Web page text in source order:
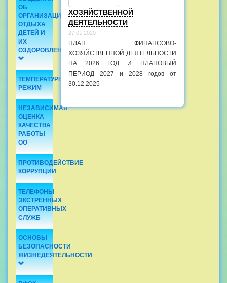
ОБ
ОРГАНИЗАЦИИ
ОТДЫХА
ДЕТЕЙ И
ИХ
ОЗДОРОВЛЕНИИ
ТЕМПЕРАТУРНЫЙ
РЕЖИМ
НЕЗАВИСИМАЯ
ОЦЕНКА
КАЧЕСТВА
РАБОТЫ
ОО
ПРОТИВОДЕЙСТВИЕ
КОРРУПЦИИ
ТЕЛЕФОНЫ
ЭКСТРЕННЫХ
ОПЕРАТИВНЫХ
СЛУЖБ
ОСНОВЫ
БЕЗОПАСНОСТИ
ЖИЗНЕДЕЯТЕЛЬНОСТИ
ХОЗЯЙСТВЕННОЙ
ДЕЯТЕЛЬНОСТИ
27.01.2020
ПЛАН ФИНАНСОВО-
ХОЗЯЙСТВЕННОЙ ДЕЯТЕЛЬНОСТИ
НА 2026 ГОД И ПЛАНОВЫЙ
ПЕРИОД 2027 и 2028 годов от
30.12.2025